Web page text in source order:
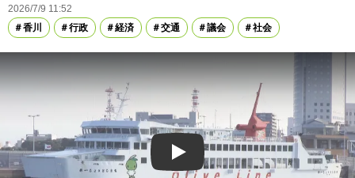
2026/7/9 11:52
香川
行政 経済 交通 議会 社会
Play